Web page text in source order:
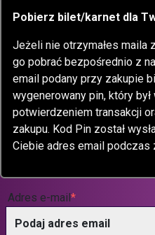
Pobierz bilet/karnet dla
Jeżeli nie otrzymałes maila
go pobrać bezpośrednio z
email podany przy zakupie
wygenerowany pin, który
potwierdzeniem transakcji
zakupu. Kod Pin został
Ciebie adres email podczas
Adres e-mail